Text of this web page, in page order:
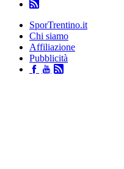
SporTrentino.it
Chi siamo
Affiliazione
Pubblicità